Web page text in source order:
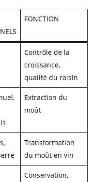
FONCTION
Contrôle de la
croissance,
qualité du raisin
Extraction du
moût
Transformation
du moût en vin
Conservation,